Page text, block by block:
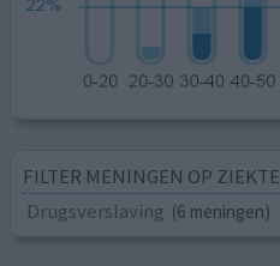
FILTER MENINGEN OP ZIEKTE
Drugsverslaving (6 meningen)